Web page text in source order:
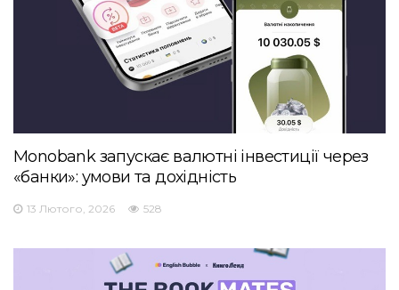
Monobank запускає валютні інвестиції через
«банки»: умови та дохідність
13 Лютого, 2026 528